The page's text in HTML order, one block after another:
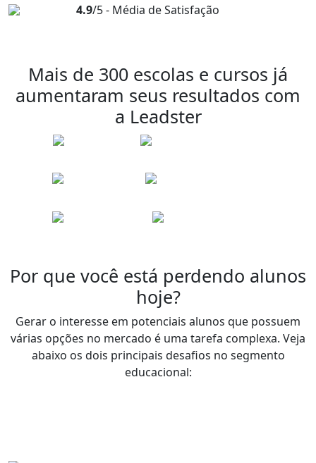
4.9/5 - Média de Satisfação
Mais de 300 escolas e cursos já
aumentaram seus resultados com
a Leadster
Por que você está perdendo alunos
hoje?
Gerar o interesse em potenciais alunos que possuem
várias opções no mercado é uma tarefa complexa. Veja
abaixo os dois principais desafios no segmento
educacional: